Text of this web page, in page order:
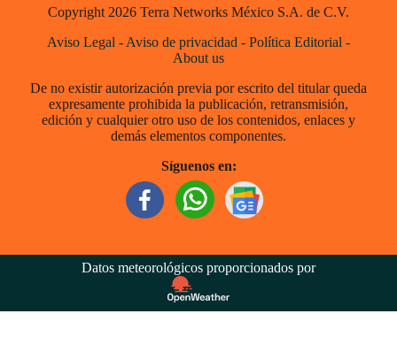
Copyright 2026 Terra Networks México S.A. de C.V.
Aviso Legal - Aviso de privacidad - Política Editorial -
About us
De no existir autorización previa por escrito del titular queda
expresamente prohibida la publicación, retransmisión,
edición y cualquier otro uso de los contenidos, enlaces y
demás elementos componentes.
Síguenos en:
Datos meteorológicos proporcionados por